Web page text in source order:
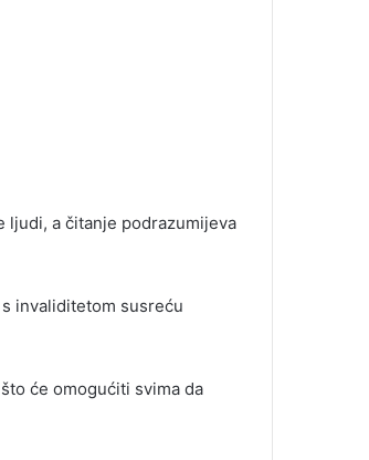
ljudi, a čitanje podrazumijeva
invaliditetom susreću
će omogućiti svima da